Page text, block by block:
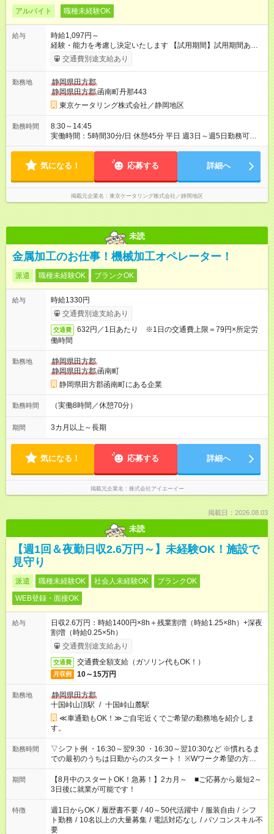
アルバイト 職種未経験OK
給与
時給1,097円～
経験・能力を考慮し決定いたします 【試用期間】試用期間あり
試用期間の長さ：3ヶ月 雇用形態、給与は本採用時と同じです。
交通費別途支給あり
勤務地
静岡県田方郡
静岡県田方郡函南町丹那443
東京ケータリング株式会社／静岡地区
勤務時間
8:30～14:45
実働時間：5時間30分/日 休憩45分 平日 週3日～週5日勤務可能
な方
気になる！ 応募する 詳細へ
掲載元企業名 東京ケータリング株式会社／静岡地区
未読
金属加工のお仕事！機械加工オペレーター！
派遣 職種未経験OK ブランクOK
給与
時給1330円
交通費別途支給あり
交通費
632円／1日あたり ※1日の交通費上限＝79円×所定労
働時間
勤務地
静岡県田方郡
静岡県田方郡函南町
静岡県田方郡函南町にある企業
勤務時間 （実働8時間／休憩70分）
期間 3カ月以上～長期
気になる！ 応募する 詳細へ
掲載元企業名 株式会社アイエーイー
掲載日：2026.08.03
未読
【週1回＆夜勤日収2.6万円～】未経験OK！施設で
見守り
派遣 職種未経験OK 社会人未経験OK
ブランクOK
WEB登録・面接OK
給与
日収2.6万円：時給1400円×8h＋残業割増（時給1.25×8h）+深夜
割増（時給0.25×5h）
交通費別途支給あり
交通費 交通費全額支給（ガソリン代もOK！）
月収例 10～15万円
勤務地
静岡県田方郡
十国峠山頂駅 / 十国峠山麓駅
≪車通勤もOK！≫ご自宅近くでご希望の勤務地を紹介しま
す。
勤務時間
▽シフト例 ・16:30～翌9:30 ・16:30～翌10:30など ※慣れるま
での最初のうちは日勤からのスタート！ ※Wワーク希望の方へ
今ご覧のお仕事で希望する勤務時間と、もう1つのお仕事の勤務
時間。 合計で週40時間を超える場合は応募できません。
期間
【8月中のスタートOK！急募！】2カ月～ ■ご応募から最短2～
3日後に就業が可能です！
特徴 週1日からOK / 履歴書不要 / 40～50代活躍中 / 服装自由 / シフ
ト勤務 / 10名以上の大量募集 / 電話対応なし / パソコンスキル不
要